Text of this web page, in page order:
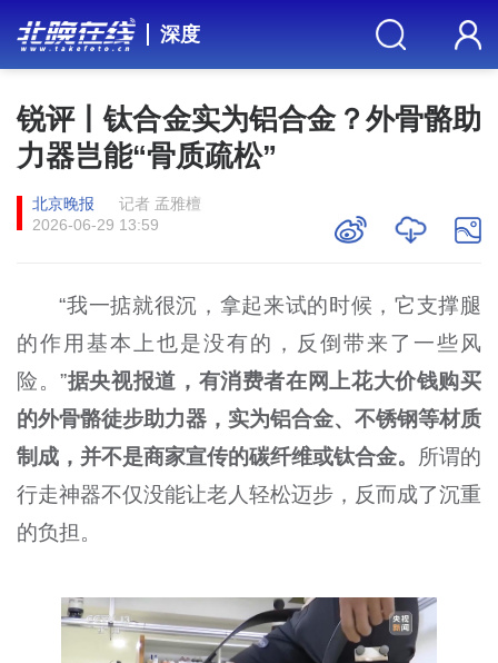
深度
锐评丨钛合金实为铝合金？外骨骼助
力器岂能“骨质疏松”
北京晚报
记者 孟雅檀
2026-06-29 13:59
“我一掂就很沉，拿起来试的时候，它支撑腿
的作用基本上也是没有的，反倒带来了一些风
险。”据央视报道，有消费者在网上花大价钱购买
的外骨骼徒步助力器，实为铝合金、不锈钢等材质
制成，并不是商家宣传的碳纤维或钛合金。 所谓的
行走神器不仅没能让老人轻松迈步，反而成了沉重
的负担。